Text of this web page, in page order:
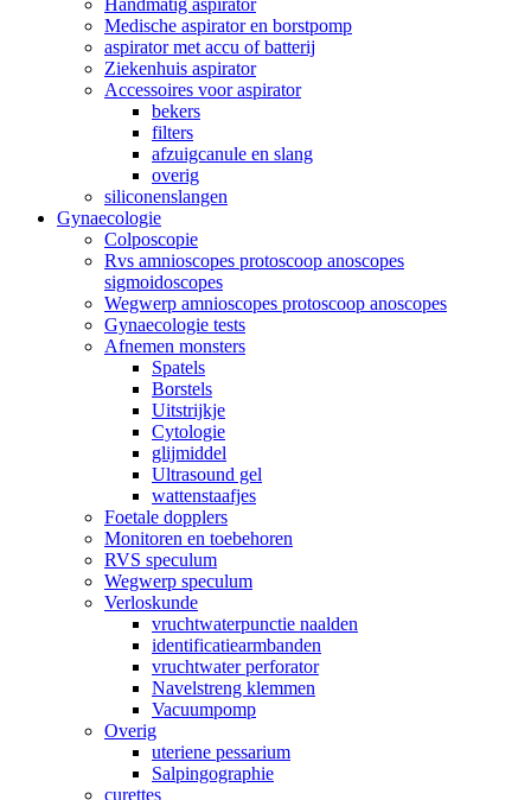
Medische aspirator en borstpomp
aspirator met accu of batterij
Ziekenhuis aspirator
Accessoires voor aspirator
bekers
filters
afzuigcanule en slang
overig
siliconenslangen
Gynaecologie
Colposcopie
Rvs amnioscopes protoscoop anoscopes
sigmoidoscopes
Wegwerp amnioscopes protoscoop anoscopes
Gynaecologie tests
Afnemen monsters
Spatels
Borstels
Uitstrijkje
Cytologie
glijmiddel
Ultrasound gel
wattenstaafjes
Foetale dopplers
Monitoren en toebehoren
RVS speculum
Wegwerp speculum
Verloskunde
vruchtwaterpunctie naalden
identificatiearmbanden
vruchtwater perforator
Navelstreng klemmen
Vacuumpomp
Overig
uteriene pessarium
Salpingographie
curettes